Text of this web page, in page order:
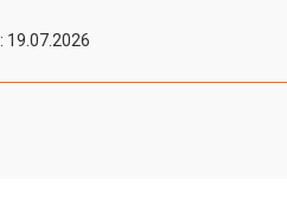
19.07.2026